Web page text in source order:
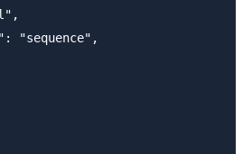
"sequence",